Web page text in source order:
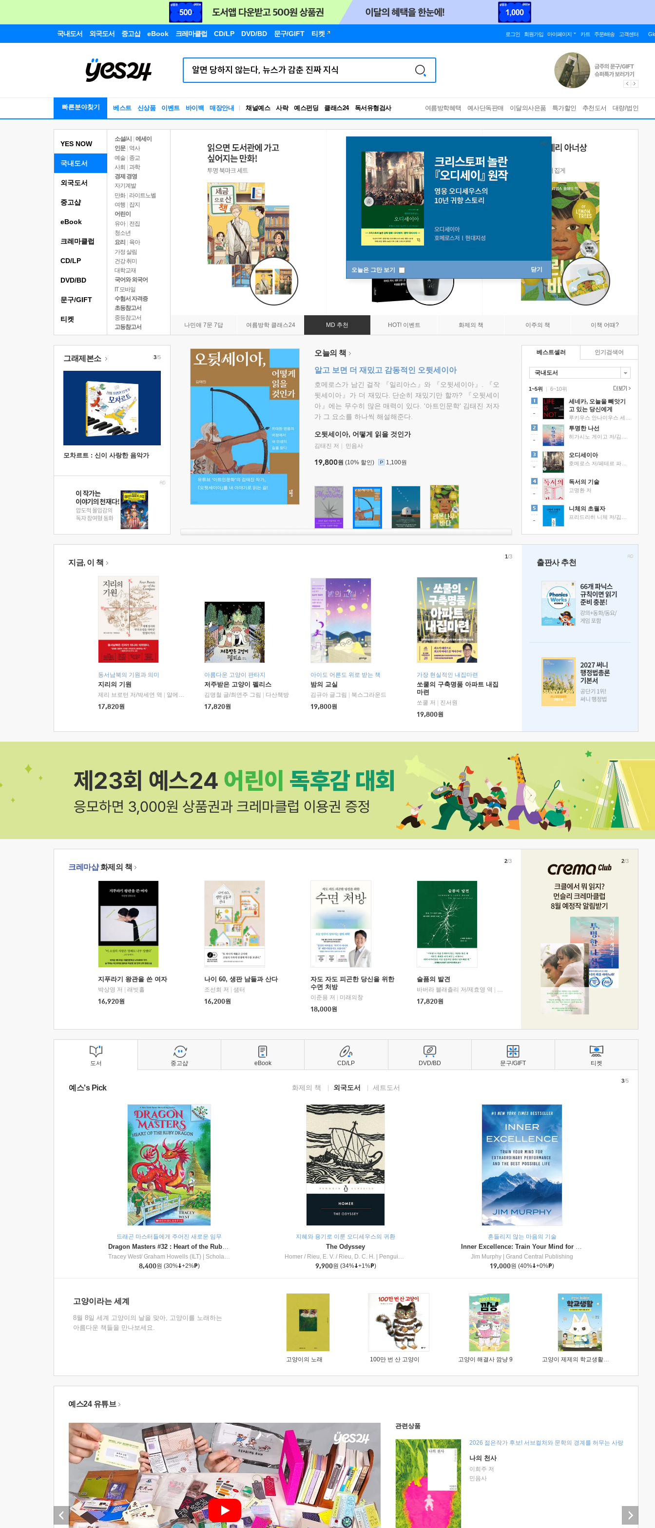
국내도서 외국도서 중고샵 eBook 크레마클럽 CD/LP DVD/BD 문구/GIFT 티켓 로그인 회원가입 마이페이지 카트 주문/배송 고객센터
빠른분야찾기 베스트 신상품 이벤트 바이백 매장안내 채널예스 사락 예스펀딩 클래스24
RBTI Lab
독서유형검사
여름방학혜택 예사단독판매 이달의사은품 특가할인 추천도서 대량/법인
오늘은 그만 보기 닫기
YES NOW
국내도서
소설/시
에세이
인문
역사
예술 | 종교
사회 | 과학
경제 경영
자기계발
만화 | 라이트노벨
여행
잡지
어린이
유아 | 전집
청소년
요리
육아
가정 살림
건강 취미
대학교재
국어와 외국어
IT 모바일
수험서 자격증
초등참고서
중등참고서
고등참고서
나민애 7문 7답 여름방학 클래스24 MD 추천 HOT! 이벤트 화제의 책 이주의 책 이책 어때?
외국도서
중고샵
eBook
크레마클럽
CD/LP
DVD/BD
문구/GIFT
티켓
그래제본소
모차르트 : 신이 사랑한 음악가
3/5 오늘의 책
알고 보면 더 재밌고 감동적인 오뒷세이아
호메로스가 남긴 걸작 『일리아스』와 『오뒷세이아』. 『오
뒷세이아』가 더 재밌다. 단순히 재밌기만 할까? 『오뒷세이
아』에는 무수히 많은 매력이 있다. '아트인문학' 김태진 저자
가 그 요소를 하나씩 해설해준다.
오뒷세이아, 어떻게 읽을 것인가
김태진 저 민음사
19,800원 (10% 할인) 1,100원
베스트셀러
국내도서
1~5위 |
세네카, 오늘을 빼앗기
고 있는 당신에게
투명한 나선
오디세이아
독서의 기술
고명환 저
니체의 초월자
6~10위
인기검색어
지금, 이 책
동서남북의 기원과 의미
지리의 기원
제리 브로턴 저/박세연 역
알에이치코리아(RHK)
17,820원
아름다운 고양이 판타지
저주받은 고양이 펠리스
김명철 글/최연주 그림
다산책방
17,820원
아이도 어른도 위로 받는 책
밤의 교실
김규아 글그림
북스그라운드
19,800원
가장 현실적인 내집마련
쏘쿨의 구축명품 아파트 내집
마련
쏘쿨 저
진서원
19,800원
1/3
출판사 추천
크레마샵화제의 책
지푸라기 왕관을 쓴 여자
박상영 저
래빗홀
16,920원
나이 60, 생판 남들과 산다
조선희 저
샘터
16,200원
자도 자도 피곤한 당신을 위한
수면 처방
이준용 저
미래의창
18,000원
슬픔의 발견
바버라 블래츨리 저/제효영 역
디플롯
17,820원
2/3 2/3
도서
예스's Pick 화제의 책 외국도서 세트도서
드래곤 마스터들에게 주어진 새로운 임무
Dragon Masters #32 : Heart of the Ruby Dragon (A Branches Book)
Tracey West/ Graham Howells (ILT)
Scholastic Inc
8,400원 (30% +2% )
지혜와 용기로 이룬 오디세우스의 귀환
The Odyssey
Homer / Rieu, E. V. / Rieu, D. C. H.
Penguin Group
9,900원 (34% +1% )
흔들리지 않는 마음의 기술
Inner Excellence: Train Your Mind for Extraordinary Performance and the Best Possible Life
Jim Murphy
Grand Central Publishing
19,000원 (40% +0% )
3/5
고양이라는 세계
8월 8일 세계 고양이의 날을 맞아, 고양이를 노래하는
아름다운 책들을 만나보세요.
고양이의 노래 100만 번 산 고양이 고양이 해결사 깜냥 9 고양이 제제의 학교생활 1 : 초등학생이 이렇게 힘들 줄이야
중고샵 eBook CD/LP DVD/BD 문구/GIFT 티켓
예스24 유튜브
관련상품
2026 젊은작가 후보! 서브컬처와 문학의 경계를 허무는 사랑
나의 천사
이희주 저
민음사